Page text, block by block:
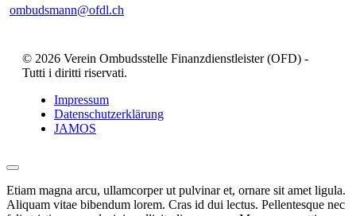
ombudsmann@ofdl.ch
© 2026 Verein Ombudsstelle Finanzdienstleister (OFD) -
Tutti i diritti riservati.
Impressum
Datenschutzerklärung
JAMOS
Etiam magna arcu, ullamcorper ut pulvinar et, ornare sit amet ligula.
Aliquam vitae bibendum lorem. Cras id dui lectus. Pellentesque nec